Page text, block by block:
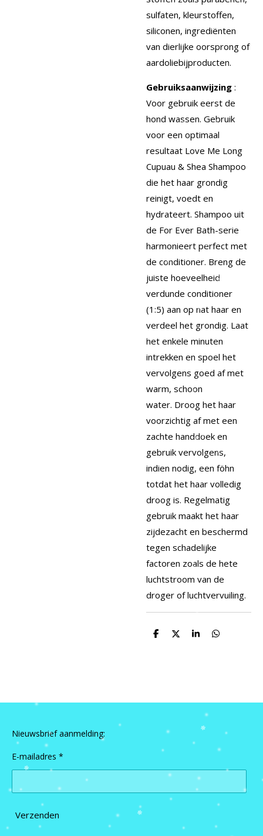
sulfaten, kleurstoffen,
siliconen, ingrediënten
van dierlijke oorsprong of
aardoliebijproducten.
Gebruiksaanwijzing :
Voor gebruik eerst de
hond wassen. Gebruik
voor een optimaal
resultaat Love Me Long
Cupuau & Shea Shampoo
die het haar grondig
reinigt, voedt en
hydrateert. Shampoo uit
de For Ever Bath-serie
harmonieert perfect met
de conditioner. Breng de
juiste hoeveelheid
verdunde conditioner
(1:5) aan op nat haar en
verdeel het grondig. Laat
het enkele minuten
intrekken en spoel het
vervolgens goed af met
warm, schoon
water. Droog het haar
voorzichtig af met een
zachte handdoek en
gebruik vervolgens,
indien nodig, een föhn
totdat het haar volledig
droog is. Regelmatig
gebruik maakt het haar
zijdezacht en beschermd
tegen schadelijke
factoren zoals de hete
luchtstroom van de
droger of luchtvervuiling.
D
D
S
D
Nieuwsbrief aanmelding:
E-mailadres *
Verzenden